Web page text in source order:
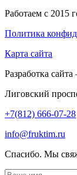
Работаем с 2015
Политика
Карта сайта
Разработка
Лиговский
+7(812) 666-07-28
info@fruktim.ru
Спасибо. Мы